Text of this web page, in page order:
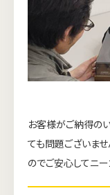
お客様がご納得の
ても問題ございま
のでご安心してニ